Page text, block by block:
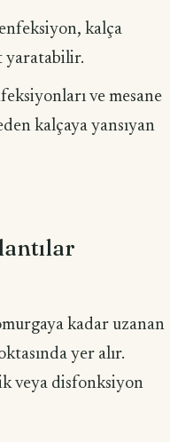
kalça
yaratabilir.
ve mesane
kalçaya yansıyan
kadar uzanan
yer alır.
veya disfonksiyon